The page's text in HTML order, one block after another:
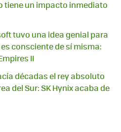
tiene un impacto inmediato
tuvo una idea genial para
consciente de sí misma:
II
décadas el rey absoluto
del Sur: SK Hynix acaba de